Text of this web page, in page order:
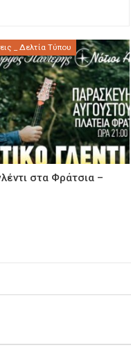
_ Δελτία Τύπου
στα Φράτσια –